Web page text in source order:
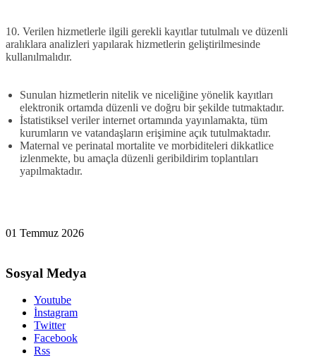
10. Verilen hizmetlerle ilgili gerekli kayıtlar tutulmalı ve düzenli
aralıklara analizleri yapılarak hizmetlerin geliştirilmesinde
kullanılmalıdır.
Sunulan hizmetlerin nitelik ve niceliğine yönelik kayıtları
elektronik ortamda düzenli ve doğru bir şekilde tutmaktadır.
İstatistiksel veriler internet ortamında yayınlamakta, tüm
kurumların ve vatandaşların erişimine açık tutulmaktadır.
Maternal ve perinatal mortalite ve morbiditeleri dikkatlice
izlenmekte, bu amaçla düzenli geribildirim toplantıları
yapılmaktadır.
01 Temmuz 2026
Sosyal Medya
Youtube
İnstagram
Twitter
Facebook
Rss